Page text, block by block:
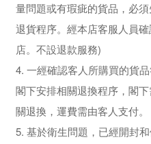
量問題或有瑕疵的貨品，必
退貨程序。經本店客服人員
店。不設退款服務)
4. 一經確認客人所購買的貨
閣下安排相關退換程序，閣
關退換，運費需由客人支付。
5. 基於衛生問題，已經開封